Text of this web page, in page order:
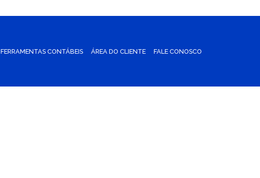
FERRAMENTAS CONTÁBEIS ÁREA DO CLIENTE FALE CONOSCO